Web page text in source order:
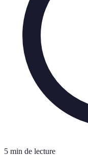
5 min de lecture